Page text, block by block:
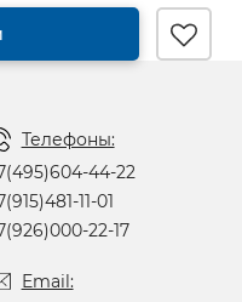
Телефоны:
44-22
11-01
22-17
Email: